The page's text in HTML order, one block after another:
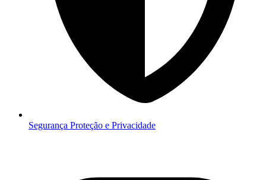
Segurança Proteção e Privacidade